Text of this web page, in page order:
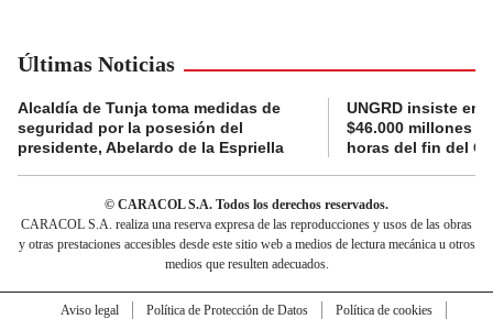
Últimas Noticias
Alcaldía de Tunja toma medidas de
seguridad por la posesión del
presidente, Abelardo de la Espriella
UNGRD insiste en
$46.000 millones
horas del fin del
© CARACOL S.A. Todos los derechos reservados.
CARACOL S.A. realiza una reserva expresa de las reproducciones y usos de las obras
y otras prestaciones accesibles desde este sitio web a medios de lectura mecánica u otros
medios que resulten adecuados.
Aviso legal Política de Protección de Datos
Política de cookies